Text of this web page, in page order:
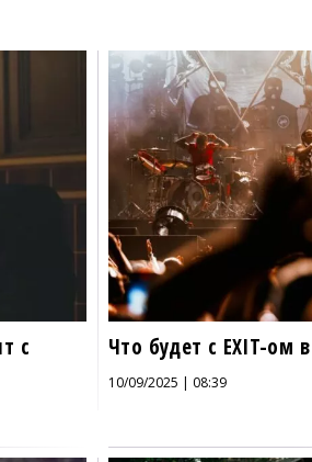
с
Что будет с EXIT-ом
10/09/2025 | 08:39